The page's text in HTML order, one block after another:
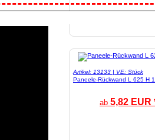
Artikel: 13133 | VE: Stück
Paneele-Rückwand L 625 H
ab 5,82 EUR